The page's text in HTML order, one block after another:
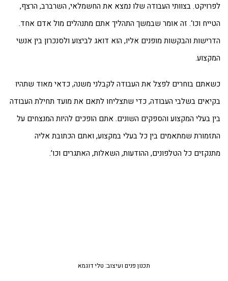
בצוותי העבודה שלו נמצא את החשמלאי, השרברב, הרצף,
וכו‘. זה אומר שבמשך התהליך אתם מתנהלים מול אדם אחד.
והבקשות מופנים אליו, הוא דואג לביצוע ולסנכרון בין אנשי
בוחרים לפצל את העבודה לקבלני משנה, כדאי מאוד שתהיו
בשלבי העבודה, כדי שתצליחו לתאם את מועד תחילת העבודה
בעלי המקצוע והספקים השונים. אתם הופכים להיות המנצחים על
שמתאמים בין כל בעלי במקצוע, ואתם הכתובת אליה
כל הטלפונים, ההודעות, השאלות, האתגרים וכו’.
תכנון פנים ועיצוב: טלי דוגמא